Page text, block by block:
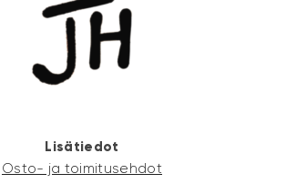
Lisätiedot
Osto- ja toimitusehdot